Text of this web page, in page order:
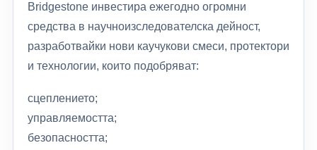
Bridgestone инвестира ежегодно огромни
средства в научноизследователска дейност,
разработвайки нови каучукови смеси, протектори
и технологии, които подобряват:
сцеплението;
управляемостта;
безопасността;